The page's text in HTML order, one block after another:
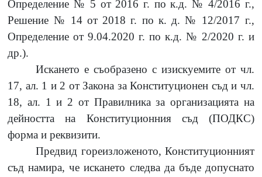
Определение № 5 от 2016 г. по к.д. № 4/2016 г.,
Решение № 14 от 2018 г. по к. д. № 12/2017 г.,
Определение от 9.04.2020 г. по к.д. № 2/2020 г. и
др.).
Искането е съобразено с изискуемите от чл.
17, ал. 1 и 2 от Закона за Конституционен съд и чл.
18, ал. 1 и 2 от Правилника за организацията на
дейността на Конституционния съд (ПОДКС)
форма и реквизити.
Предвид гореизложеното, Конституционният
съд намира, че искането следва да бъде допуснато